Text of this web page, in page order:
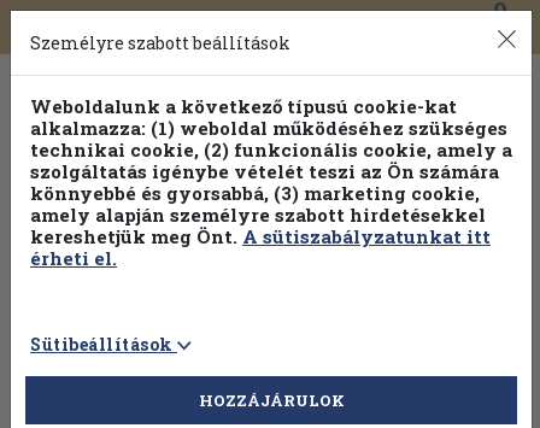
Toggle
navigation
0
Válogasson több mint 1.000.000 kiadványunk közül
100% kedvezménnyel!
Személyre szabott beállítások
Weboldalunk a következő típusú cookie-kat
alkalmazza: (1) weboldal működéséhez szükséges
technikai cookie, (2) funkcionális cookie, amely a
szolgáltatás igénybe vételét teszi az Ön számára
könnyebbé és gyorsabbá, (3) marketing cookie,
amely alapján személyre szabott hirdetésekkel
kereshetjük meg Önt. A sütiszabályzatunkat itt
érheti el.
Sütibeállítások
HOZZÁJÁRULOK